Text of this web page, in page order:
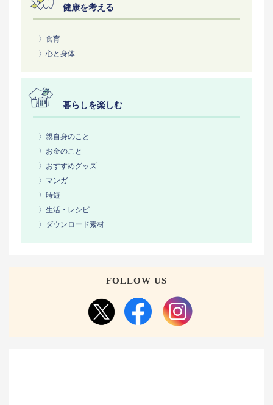
健康を考える
〉食育
〉心と身体
暮らしを楽しむ
〉親自身のこと
〉お金のこと
〉おすすめグッズ
〉マンガ
〉時短
〉生活・レシピ
〉ダウンロード素材
FOLLOW US